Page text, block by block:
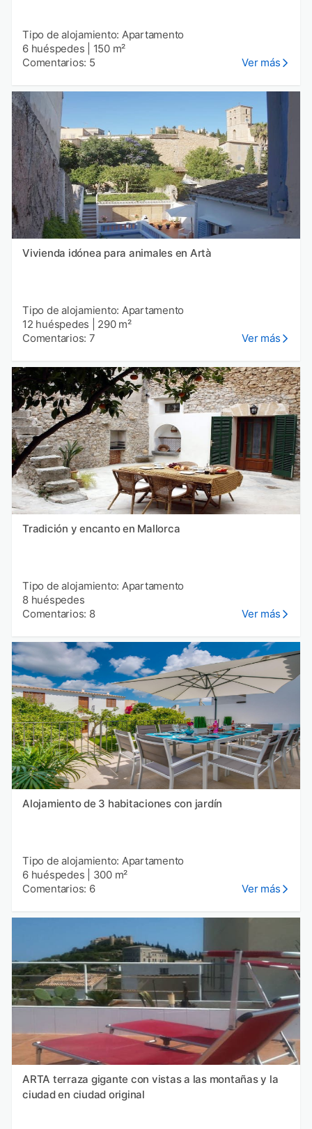
Tipo de alojamiento: Apartamento
6 huéspedes
150 m²
Comentarios: 5
Ver más
Vivienda idónea para animales en Artà
Tipo de alojamiento: Apartamento
12 huéspedes
290 m²
Comentarios: 7
Ver más
Tradición y encanto en Mallorca
Tipo de alojamiento: Apartamento
8 huéspedes
Comentarios: 8
Ver más
Alojamiento de 3 habitaciones con jardín
Tipo de alojamiento: Apartamento
6 huéspedes
300 m²
Comentarios: 6
Ver más
ARTA terraza gigante con vistas a las montañas y la
ciudad en ciudad original